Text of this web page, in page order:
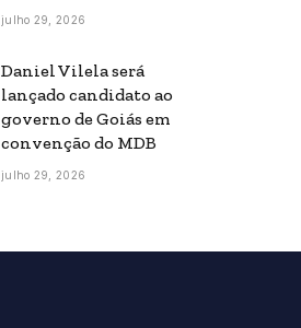
julho 29, 2026
Daniel Vilela será
lançado candidato ao
governo de Goiás em
convenção do MDB
julho 29, 2026